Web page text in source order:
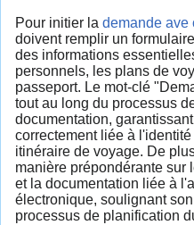
Pour initier la demande ave
doivent remplir un
des informations
personnels, les plans de
passeport. Le mot-clé
tout au long du processus
documentation,
correctement liée à
itinéraire de voyage. De
manière prépondérante sur
et la documentation liée à
électronique, soulignant
processus de planification